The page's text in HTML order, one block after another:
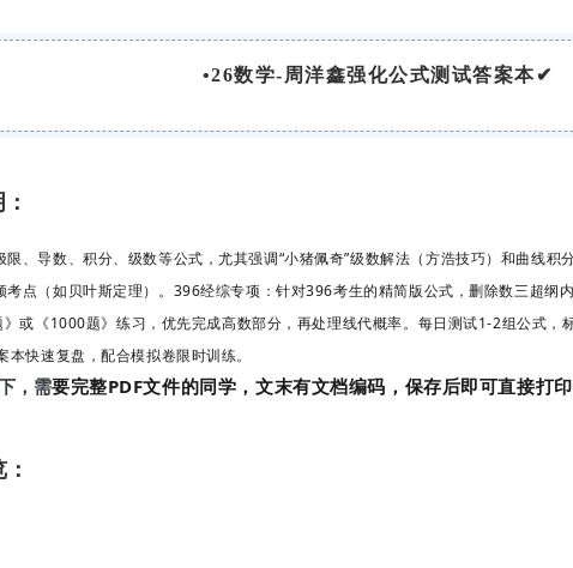
•26数学-周洋鑫强化公式测试答案本✔
限、导数、积分、级数等公式，尤其强调“小猪佩奇”级数解法（方浩技巧）和曲线积分
点（如贝叶斯定理）。 396经综专项 ：针对396考生的精简版公式，删除数三超纲
》或《1000题》练习，优先完成高数部分，再处理线代概率。每日测试1-2组公式，
本快速复盘，配合模拟卷限时训练。
，需要完整PDF文件的同学，文末有文档编码，保存后即可直接打印